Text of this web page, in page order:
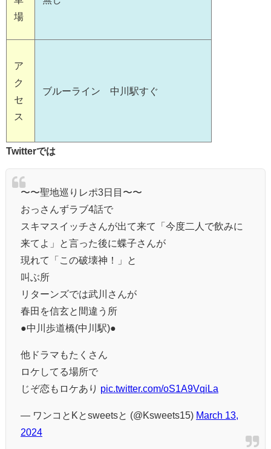
場
ア
ク
セ
ス
ブルーライン 中川駅すぐ
Twitterでは
〜〜聖地巡りレポ3日目〜〜
おっさんずラブ4話で
スキマスイッチさんが出て来て「今度二人で飲みに
来てよ」と言った後に蝶子さんが
現れて「この破壊神！」と
叫ぶ所
リターンズでは武川さんが
春田を信玄と間違う所
●中川歩道橋(中川駅)●
他ドラマもたくさん
ロケしてる場所で
じぞ恋もロケあり pic.twitter.com/oS1A9VqiLa
— ワンコとKとsweetsと (@Ksweets15) March 13,
2024